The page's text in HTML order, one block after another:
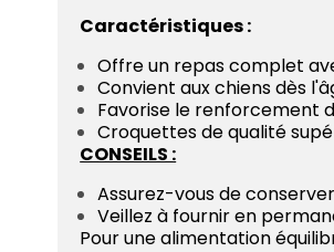
Caractéristiques :
Offre un repas complet
Convient aux chiens dès
Favorise le renforcement
Croquettes de qualité
CONSEILS :
Assurez-vous de
Veillez à fournir en
Pour une alimentation